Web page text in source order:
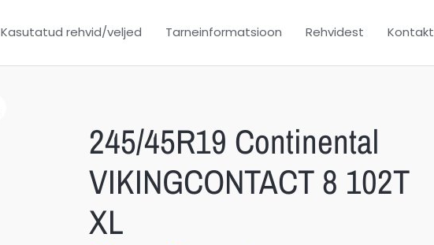
Kasutatud rehvid/veljed Tarneinformatsioon Rehvidest Kontakt
245/45R19 Continental
VIKINGCONTACT 8 102T
XL